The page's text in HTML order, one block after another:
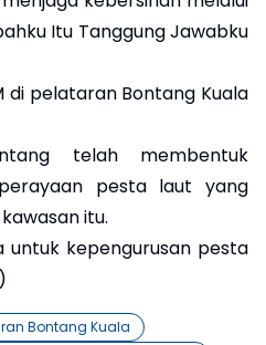
Itu Tanggung Jawabku
di pelataran Bontang Kuala
telah membentuk
pesta laut yang
itu.
untuk kepengurusan pesta
Bontang Kuala